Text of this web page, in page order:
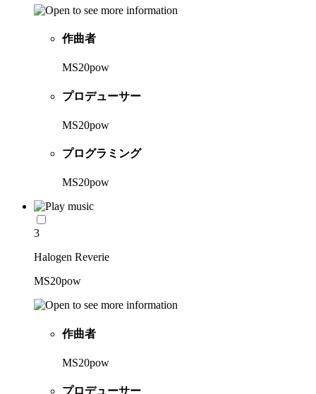
作曲者
MS20pow
プロデューサー
MS20pow
プログラミング
MS20pow
3
Halogen Reverie
MS20pow
作曲者
MS20pow
プロデューサー